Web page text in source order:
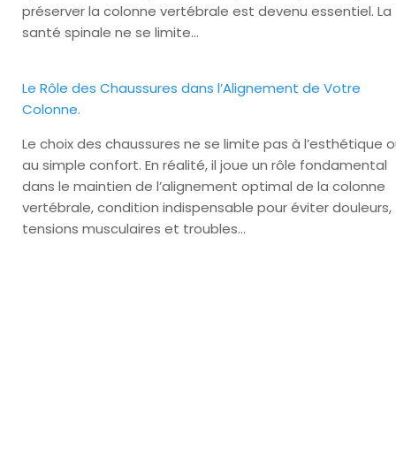
préserver la colonne vertébrale est devenu essentiel. La
santé spinale ne se limite…
Le Rôle des Chaussures dans l’Alignement de Votre
Colonne.
Le choix des chaussures ne se limite pas à l’esthétique
au simple confort. En réalité, il joue un rôle fondamental
dans le maintien de l’alignement optimal de la colonne
vertébrale, condition indispensable pour éviter douleurs,
tensions musculaires et troubles…